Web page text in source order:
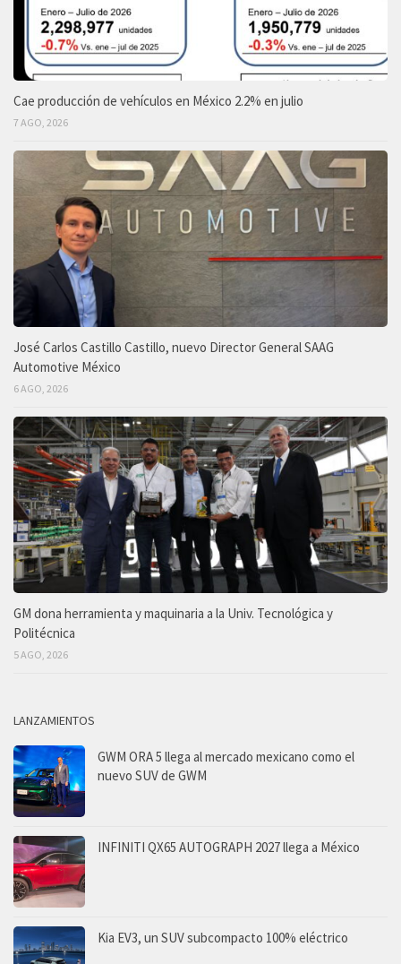
Cae producción de vehículos en México 2.2% en julio
7 AGO, 2026
José Carlos Castillo Castillo, nuevo Director General SAAG
Automotive México
6 AGO, 2026
GM dona herramienta y maquinaria a la Univ. Tecnológica y
Politécnica
5 AGO, 2026
LANZAMIENTOS
GWM ORA 5 llega al mercado mexicano como el
nuevo SUV de GWM
INFINITI QX65 AUTOGRAPH 2027 llega a México
Kia EV3, un SUV subcompacto 100% eléctrico